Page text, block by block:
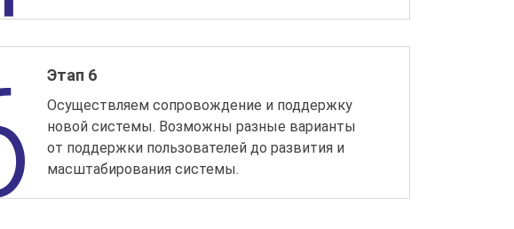
Этап 6
Осуществляем сопровождение и поддержку
новой системы. Возможны разные варианты
от поддержки пользователей до развития и
масштабирования системы.